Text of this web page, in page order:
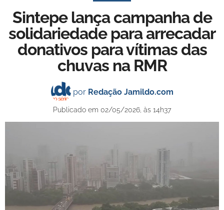
Sintepe lança campanha de
solidariedade para arrecadar
donativos para vítimas das
chuvas na RMR
por Redação Jamildo.com
Publicado em 02/05/2026, às 14h37